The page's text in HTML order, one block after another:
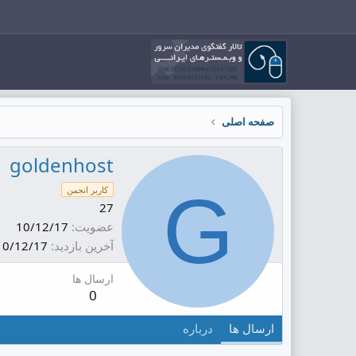
صفحه اصلی
G
goldenhost
کاربر انجمن
27
عضویت 10/12/17
آخرین بازدید 12/17
ارسال ها
0
ارسال ها درباره